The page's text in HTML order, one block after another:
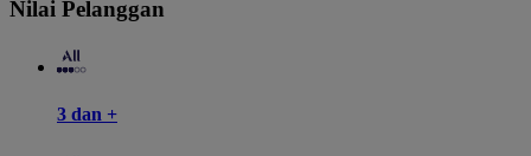
Nilai Pelanggan
3 dan +